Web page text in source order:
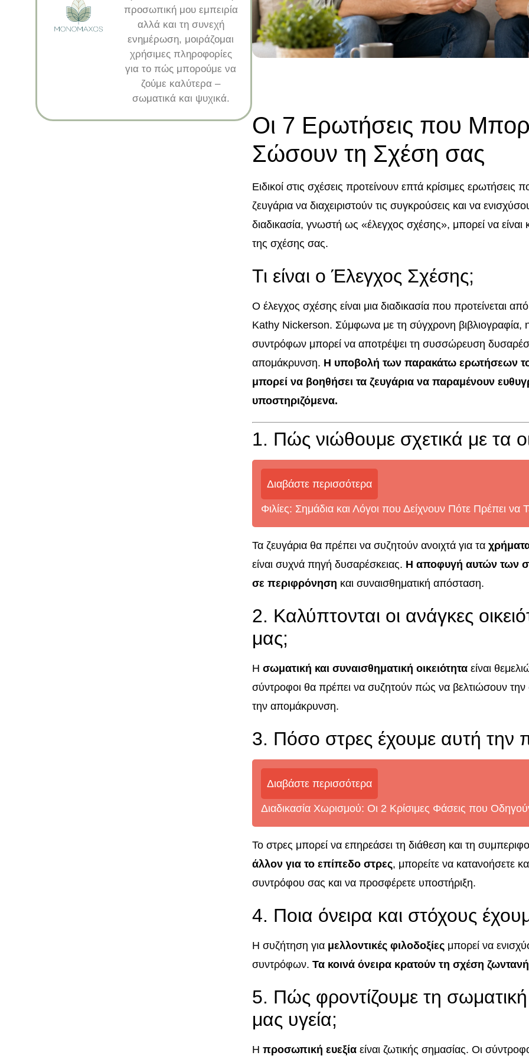
προσωπική μου εμπειρία
αλλά και τη συνεχή
ενημέρωση, μοιράζομαι
χρήσιμες πληροφορίες
για το πώς μπορούμε να
ζούμε καλύτερα –
σωματικά και ψυχικά.
Οι 7 Ερωτήσεις που
Σώσουν τη Σχέση σας
Ειδικοί στις σχέσεις προτείνουν επτά κρίσιμες
ζευγάρια να διαχειριστούν τις συγκρούσεις και να
διαδικασία, γνωστή ως «έλεγχος σχέσης», μπορεί να είναι
της σχέσης σας.
Τι είναι ο Έλεγχος Σχέσης;
Ο έλεγχος σχέσης είναι μια διαδικασία που προτείνεται
Kathy Nickerson. Σύμφωνα με τη σύγχρονη βιβλιογραφία, η
συντρόφων μπορεί να αποτρέψει τη συσσώρευση
απομάκρυνση. Η υποβολή των παρακάτω ερωτήσεων
μπορεί να βοηθήσει τα ζευγάρια να παραμένουν
υποστηριζόμενα.
1. Πώς νιώθουμε σχετικά με τα
Διαβάστε περισσότερα
Φιλίες: Σημάδια και Λόγοι που Δείχνουν Πότε Πρέπει να
Τα ζευγάρια θα πρέπει να συζητούν ανοιχτά για τα
είναι συχνά πηγή δυσαρέσκειας. Η αποφυγή αυτών των
σε περιφρόνηση και συναισθηματική απόσταση.
2. Καλύπτονται οι ανάγκες
μας;
Ησωματική και συναισθηματική οικειότητα είναι
σύντροφοι θα πρέπει να συζητούν πώς να βελτιώσουν την
την απομάκρυνση.
3. Πόσο στρες έχουμε αυτή την
Διαβάστε περισσότερα
Διαδικασία Χωρισμού: Οι 2 Κρίσιμες Φάσεις που
Το στρες μπορεί να επηρεάσει τη διάθεση και τη
άλλον για το επίπεδο στρες, μπορείτε να κατανοήσετε
συντρόφου σας και να προσφέρετε υποστήριξη.
4. Ποια όνειρα και στόχους
Η συζήτηση για μελλοντικές φιλοδοξίες μπορεί να
συντρόφων.Τα κοινά όνειρα κρατούν τη σχέση ζωντανή
5. Πώς φροντίζουμε τη
μας υγεία;
Ηπροσωπική ευεξία είναι ζωτικής σημασίας. Οι